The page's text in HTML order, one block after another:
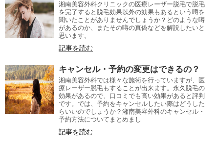
湘南美容外科クリニックの医療レーザー脱毛で脱毛
を完了すると脱毛効果以外の効果もあるという噂を
聞いたことがありませんでしょうか？どのような噂
があるのか、またその噂の真偽などを解説したいと
思います。
記事を読む
キャンセル・予約の変更はできるの？
湘南美容外科では様々な施術を行っていますが、医
療レーザー脱毛もすることが出来ます。永久脱毛の
効果があるので、口コミでも高い効果があると評判
です。では、予約をキャンセルしたい際はどうした
らいいのでしょうか？湘南美容外科のキャンセル・
予約方法についてまとめまし
記事を読む